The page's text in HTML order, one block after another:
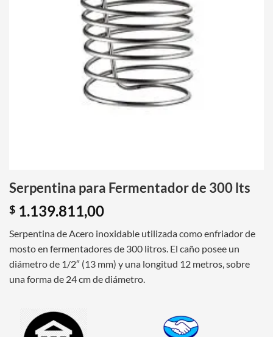
Serpentina para Fermentador de 300 lts
$ 1.139.811,00
Serpentina de Acero inoxidable utilizada como enfriador de
mosto en fermentadores de 300 litros. El caño posee un
diámetro de 1/2″ (13 mm) y una longitud 12 metros, sobre
una forma de 24 cm de diámetro.